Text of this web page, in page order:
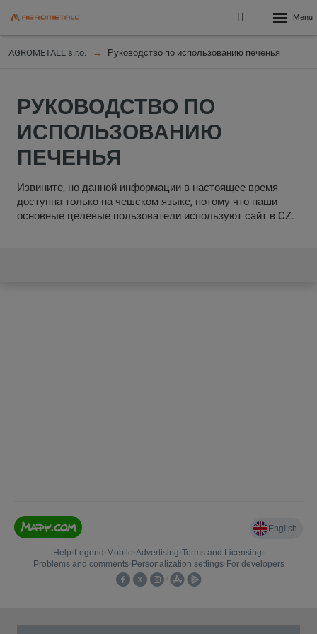
Přihlášení
do
klienstké
menu
AGROMETALL s.r.o. Руководство по использованию печенья
РУКОВОДСТВО ПО
ИСПОЛЬЗОВАНИЮ
ПЕЧЕНЬЯ
Извините, но данной информации в настоящее время
доступна только на чешском языке, потому что наши
основные целевые пользователи используют сайт в CZ.